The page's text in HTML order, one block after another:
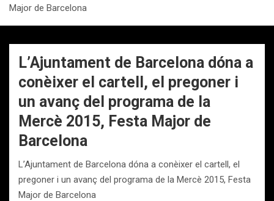
Major de Barcelona
L’Ajuntament de Barcelona dóna a
conèixer el cartell, el pregoner i
un avanç del programa de la
Mercè 2015, Festa Major de
Barcelona
L’Ajuntament de Barcelona dóna a conèixer el cartell, el
pregoner i un avanç del programa de la Mercè 2015, Festa
Major de Barcelona